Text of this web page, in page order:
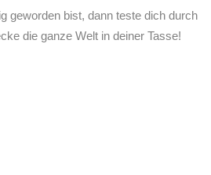
geworden bist, dann teste dich durch
die ganze Welt in deiner Tasse!